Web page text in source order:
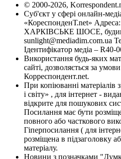
© 2000-2026,
Суб'єкт у сфері онлайн-
«КореспонденТ.net»
ХАРКІВСЬКЕ ШОСЕ,
sunlight@mediadim.com.ua
Ідентифікатор медіа – R40-
Використання будь-яких
сайті, дозволяється за
Корреспондент.net.
При копіюванні матеріалів
і світу» , для інтернет -
відкрите для пошукових
Посилання має бути
повного або часткового
Гіперпосилання ( для
розміщена в підзаголовку
матеріалу.
Новини з позначками